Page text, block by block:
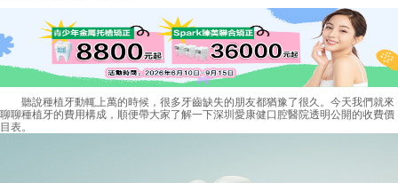
聽說種植牙動輒上萬的時候，很多牙齒缺失的朋友都猶豫了很久。今天我們就來
聊聊種植牙的費用構成，順便帶大家了解一下深圳愛康健口腔醫院透明公開的收費價
目表。